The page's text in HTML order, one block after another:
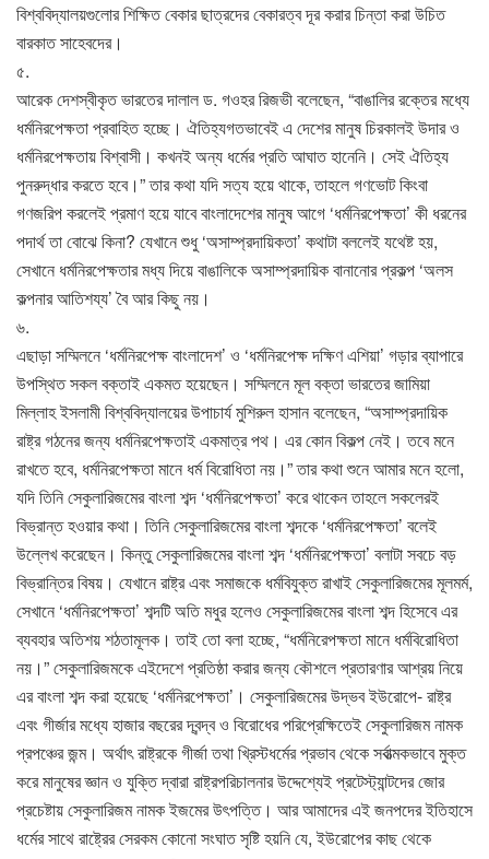
বিশ্ববিদ্যালয়গুলোর শিক্ষিত বেকার ছাত্রদের বেকারত্ব দূর করার চিন্তা করা উচিত
বারকাত সাহেবদের।
৫.
আরেক দেশস্বীকৃত ভারতের দালাল ড. গওহর রিজভী বলেছেন, “বাঙালির রক্তের মধ্যে
ধর্মনিরপেক্ষতা প্রবাহিত হচ্ছে। ঐতিহ্যগতভাবেই এ দেশের মানুষ চিরকালই উদার ও
ধর্মনিরপেক্ষতায় বিশ্বাসী। কখনই অন্য ধর্মের প্রতি আঘাত হানেনি। সেই ঐতিহ্য
পুনরুদ্ধার করতে হবে।” তার কথা যদি সত্য হয়ে থাকে, তাহলে গণভোট কিংবা
গণজরিপ করলেই প্রমাণ হয়ে যাবে বাংলাদেশের মানুষ আগে ‘ধর্মনিরপেক্ষতা’ কী ধরনের
পদার্থ তা বোঝে কিনা? যেখানে শুধু ‘অসাম্প্রদায়িকতা’ কথাটা বললেই যথেষ্ট হয়,
সেখানে ধর্মনিরপেক্ষতার মধ্য দিয়ে বাঙালিকে অসাম্প্রদায়িক বানানোর প্রকল্প ‘অলস
কল্পনার আতিশয্য’ বৈ আর কিছু নয়।
৬.
এছাড়া সম্মিলনে ‘ধর্মনিরপেক্ষ বাংলাদেশ’ ও ‘ধর্মনিরপেক্ষ দক্ষিণ এশিয়া’ গড়ার ব্যাপারে
উপস্থিত সকল বক্তাই একমত হয়েছেন। সম্মিলনে মূল বক্তা ভারতের জামিয়া
মিল্লাহ ইসলামী বিশ্ববিদ্যালয়ের উপাচার্য মুশিরুল হাসান বলেছেন, “অসাম্প্রদায়িক
রাষ্ট্র গঠনের জন্য ধর্মনিরপেক্ষতাই একমাত্র পথ। এর কোন বিকল্প নেই। তবে মনে
রাখতে হবে, ধর্মনিরপেক্ষতা মানে ধর্ম বিরোধিতা নয়।” তার কথা শুনে আমার মনে হলো,
যদি তিনি সেকুলারিজমের বাংলা শব্দ ‘ধর্মনিরপেক্ষতা’ করে থাকেন তাহলে সকলেরই
বিভ্রান্ত হওয়ার কথা। তিনি সেকুলারিজমের বাংলা শব্দকে ‘ধর্মনিরপেক্ষতা’ বলেই
উল্লেখ করেছেন। কিন্তু সেকুলারিজমের বাংলা শব্দ ‘ধর্মনিরপেক্ষতা’ বলাটা সবচে বড়
বিভ্রান্তির বিষয়। যেখানে রাষ্ট্র এবং সমাজকে ধর্মবিযুক্ত রাখাই সেকুলারিজমের মূলমর্ম,
সেখানে ‘ধর্মনিরপেক্ষতা’ শব্দটি অতি মধুর হলেও সেকুলারিজমের বাংলা শব্দ হিসেবে এর
ব্যবহার অতিশয় শঠতামূলক। তাই তো বলা হচ্ছে, “ধর্মনিরেপক্ষতা মানে ধর্মবিরোধিতা
নয়।” সেকুলারিজমকে এইদেশে প্রতিষ্ঠা করার জন্য কৌশলে প্রতারণার আশ্রয় নিয়ে
এর বাংলা শব্দ করা হয়েছে ‘ধর্মনিরপেক্ষতা’। সেকুলারিজমের উদ্ভব ইউরোপে- রাষ্ট্র
এবং গীর্জার মধ্যে হাজার বছরের দ্বন্দ্ব ও বিরোধের পরিপ্রেক্ষিতেই সেকুলারিজম নামক
প্রপঞ্চের জন্ম। অর্থাৎ রাষ্ট্রকে গীর্জা তথা খ্রিস্টধর্মের প্রভাব থেকে সর্বাত্মকভাবে মুক্ত
করে মানুষের জ্ঞান ও যুক্তি দ্বারা রাষ্ট্রপরিচালনার উদ্দেশ্যেই প্রটেস্ট্যান্টদের জোর
প্রচেষ্টায় সেকুলারিজম নামক ইজমের উৎপত্তি। আর আমাদের এই জনপদের ইতিহাসে
ধর্মের সাথে রাষ্ট্রের সেরকম কোনো সংঘাত সৃষ্টি হয়নি যে, ইউরোপের কাছ থেকে